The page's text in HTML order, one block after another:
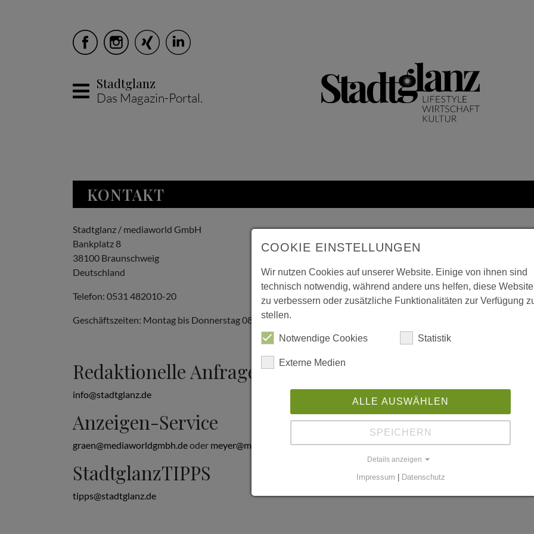
Stadtglanz
Das Magazin-Portal.
KONTAKT
Stadtglanz / mediaworld GmbH
Bankplatz 8
38100 Braunschweig
Deutschland
Telefon: 0531 482010-20
Geschäftszeiten: Montag bis Donnerstag 08:00 bis 18:00; Freitag 08:00 bis 15:00
Redaktionelle Anfragen
info@stadtglanz.de
Anzeigen-Service
graen@mediaworldgmbh.deoder meyer@mediaworldgmbh.de
StadtglanzTIPPS
tipps@stadtglanz.de
COOKIE EINSTELLUNGEN
Wir nutzen Cookies auf unserer Website. Einige von ihnen sind
technisch notwendig, während andere uns helfen, diese Website
zu verbessern oder zusätzliche Funktionalitäten zur Verfügung
stellen.
Notwendige Cookies Statistik
Externe Medien
ALLE AUSWÄHLEN
SPEICHERN
Details anzeigen
Impressum Datenschutz